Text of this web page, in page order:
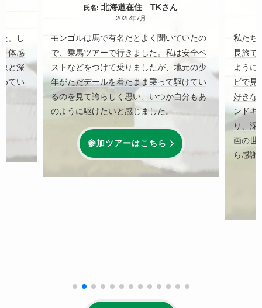
。し
体感
と深
てい
氏名: 北海道在住 TKさん
2025年7月
モンゴルは馬で有名だとよく聞いていたの
で、乗馬ツアーで行きました。私は安全ベ
ストなどをつけて乗りましたが、地元の少
年がただデールを着たまま乗って駆けてい
るのを見て誇らしく思い、いつか自分もあ
のように駆けたいと感じました。
参加ツアーはこちら
私たち
長旅で
ように
ビで見
好きな
ンドキ
り、深
画の世
ら感謝